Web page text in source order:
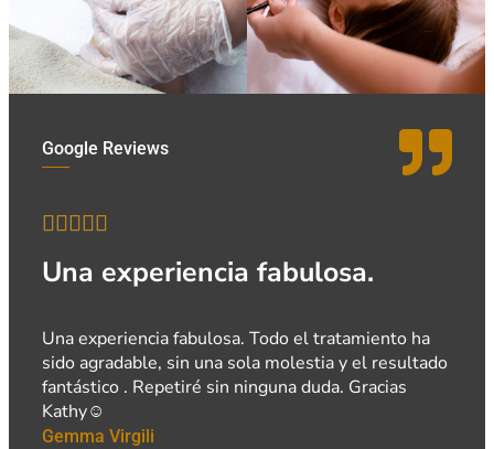
Google Reviews

Una experiencia fabulosa.
Una experiencia fabulosa. Todo el tratamiento ha
sido agradable, sin una sola molestia y el resultado
fantástico . Repetiré sin ninguna duda. Gracias
Kathy☺️
Gemma Virgili